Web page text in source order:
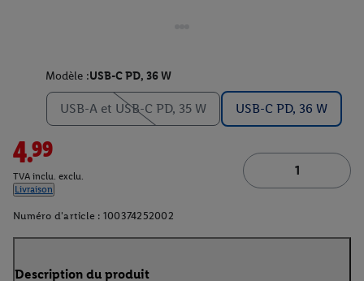
Modèle :USB-C PD, 36 W
USB-A et USB-C PD, 35 W USB-C PD, 36 W
4.99
TVA inclu. exclu.
Livraison
Numéro d'article : 100374252002
Description du produit